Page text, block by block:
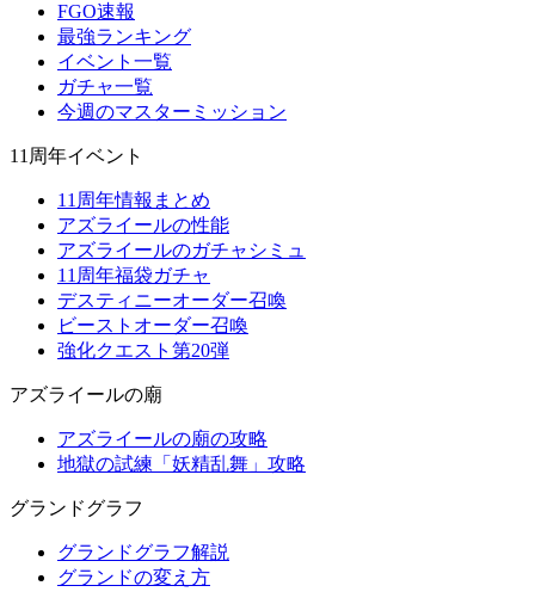
FGO速報
最強ランキング
イベント一覧
ガチャ一覧
今週のマスターミッション
11周年イベント
11周年情報まとめ
アズライールの性能
アズライールのガチャシミュ
11周年福袋ガチャ
デスティニーオーダー召喚
ビーストオーダー召喚
強化クエスト第20弾
アズライールの廟
アズライールの廟の攻略
地獄の試練「妖精乱舞」攻略
グランドグラフ
グランドグラフ解説
グランドの変え方